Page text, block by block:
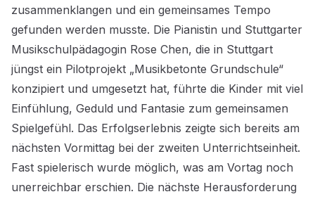
zusammenklangen und ein gemeinsames Tempo
gefunden werden musste. Die Pianistin und Stuttgarter
Musikschulpädagogin Rose Chen, die in Stuttgart
jüngst ein Pilotprojekt „Musikbetonte Grundschule“
konzipiert und umgesetzt hat, führte die Kinder mit viel
Einfühlung, Geduld und Fantasie zum gemeinsamen
Spielgefühl. Das Erfolgserlebnis zeigte sich bereits am
nächsten Vormittag bei der zweiten Unterrichtseinheit.
Fast spielerisch wurde möglich, was am Vortag noch
unerreichbar erschien. Die nächste Herausforderung